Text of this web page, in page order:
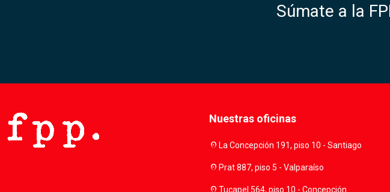
Súmate a la
Nuestras oficinas
location_on La Concepción 191, piso 10 - Santiago
location_on Prat 887, piso 5 - Valparaíso
Tucapel 564, piso 10 - Concepción